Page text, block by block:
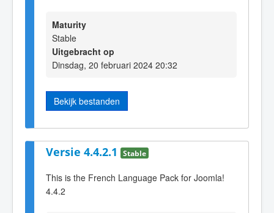
Maturity
Stable
Uitgebracht op
Dinsdag, 20 februari 2024 20:32
Bekijk bestanden
Versie 4.4.2.1 Stable
This is the French Language Pack for Joomla!
4.4.2